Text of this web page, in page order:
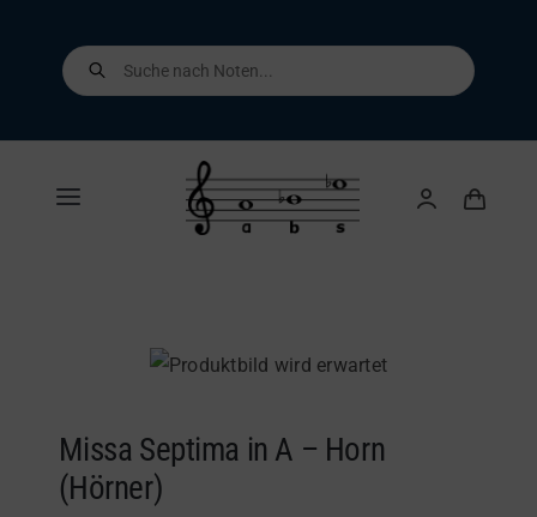
content
Products
search
Toggle
Kontakt
Missa Septima in A – Horn
(Hörner)